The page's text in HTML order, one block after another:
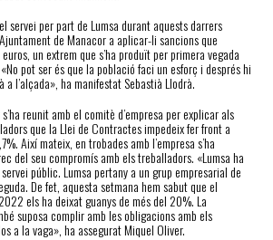
servei per part de Lumsa durant aquests darrers
de Manacor a aplicar-li sancions que
un extrem que s’ha produït per primera vegada
pot ser és que la població faci un esforç i després hi
a l’alçada», ha manifestat Sebastià Llodrà.
reunit amb el comitè d’empresa per explicar als
que la Llei de Contractes impedeix fer front a
Així mateix, en trobades amb l’empresa s’ha
del seu compromís amb els treballadors. «Lumsa ha
públic. Lumsa pertany a un grup empresarial de
De fet, aquesta setmana hem sabut que el
els ha deixat guanys de més del 20%. La
suposa complir amb les obligacions amb els
a la vaga», ha assegurat Miquel Oliver.